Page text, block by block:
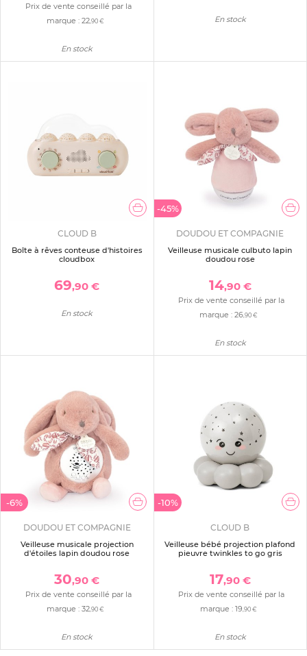
Prix de vente conseillé par la
marque :22,90 €
En stock
En stock
CLOUD B
Boîte à rêves conteuse d'histoires
cloudbox
69,90 €
En stock
-45%
DOUDOU ET COMPAGNIE
Veilleuse musicale culbuto lapin
doudou rose
14,90 €
Prix de vente conseillé par la
marque :26,90 €
En stock
-6%
DOUDOU ET COMPAGNIE
Veilleuse musicale projection
d'étoiles lapin doudou rose
30,90 €
Prix de vente conseillé par la
marque :32 ,90 €
En stock
-10%
CLOUD B
Veilleuse bébé projection plafond
pieuvre twinkles to go gris
17,90 €
Prix de vente conseillé par la
marque :19 ,90 €
En stock